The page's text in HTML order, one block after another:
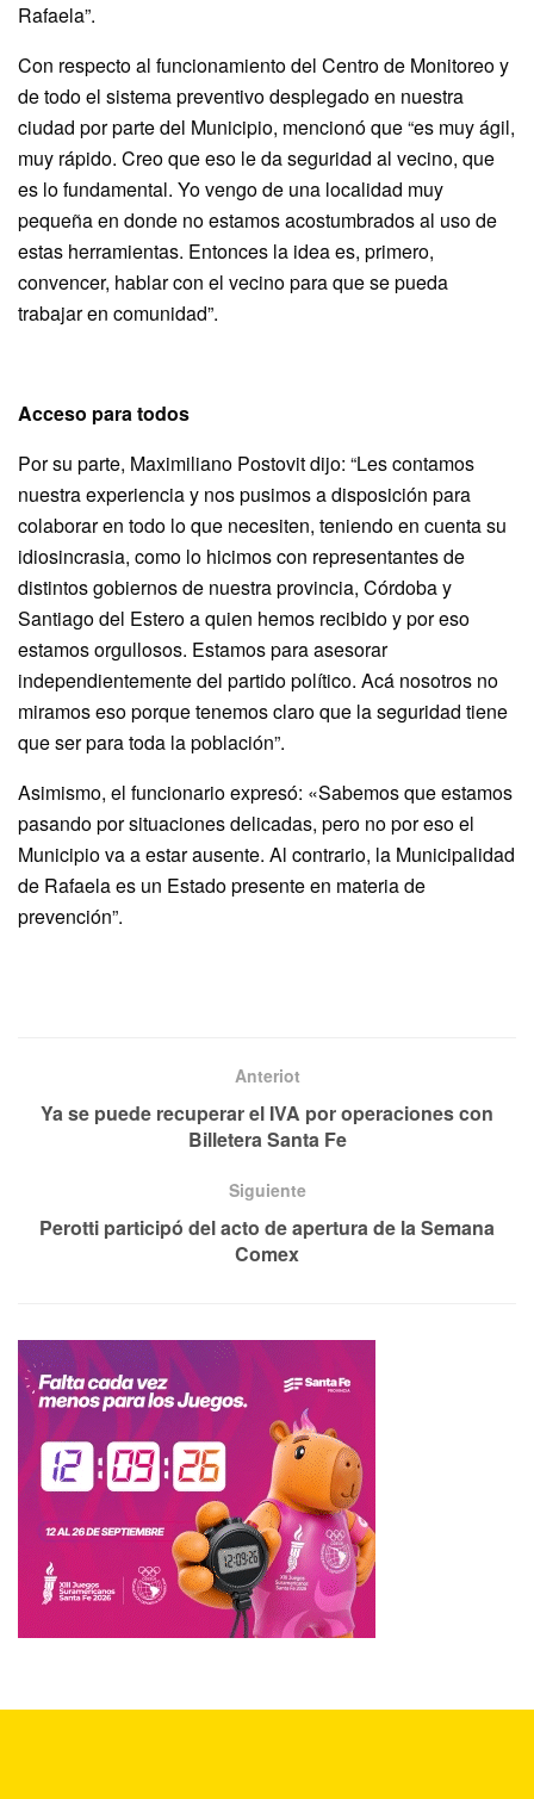
Rafaela”.
Con respecto al funcionamiento del Centro de Monitoreo y
de todo el sistema preventivo desplegado en nuestra
ciudad por parte del Municipio, mencionó que “es muy ágil,
muy rápido. Creo que eso le da seguridad al vecino, que
es lo fundamental. Yo vengo de una localidad muy
pequeña en donde no estamos acostumbrados al uso de
estas herramientas. Entonces la idea es, primero,
convencer, hablar con el vecino para que se pueda
trabajar en comunidad”.
Acceso para todos
Por su parte, Maximiliano Postovit dijo: “Les contamos
nuestra experiencia y nos pusimos a disposición para
colaborar en todo lo que necesiten, teniendo en cuenta su
idiosincrasia, como lo hicimos con representantes de
distintos gobiernos de nuestra provincia, Córdoba y
Santiago del Estero a quien hemos recibido y por eso
estamos orgullosos. Estamos para asesorar
independientemente del partido político. Acá nosotros no
miramos eso porque tenemos claro que la seguridad tiene
que ser para toda la población”.
Asimismo, el funcionario expresó: «Sabemos que estamos
pasando por situaciones delicadas, pero no por eso el
Municipio va a estar ausente. Al contrario, la Municipalidad
de Rafaela es un Estado presente en materia de
prevención”.
Anteriot
Ya se puede recuperar el IVA por operaciones con
Billetera Santa Fe
Siguiente
Perotti participó del acto de apertura de la Semana
Comex